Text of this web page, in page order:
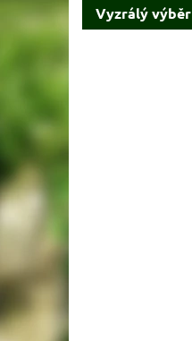
Vyzrálý výběr